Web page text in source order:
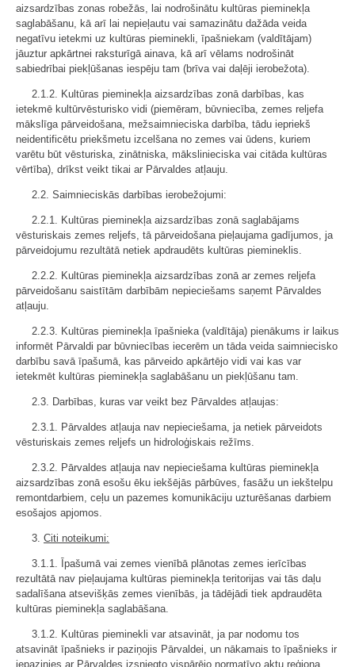
aizsardzības zonas robežās, lai nodrošinātu kultūras pieminekļa
saglabāšanu, kā arī lai nepieļautu vai samazinātu dažāda veida
negatīvu ietekmi uz kultūras pieminekli, īpašniekam (valdītājam)
jāuztur apkārtnei raksturīgā ainava, kā arī vēlams nodrošināt
sabiedrībai piekļūšanas iespēju tam (brīva vai daļēji ierobežota).
2.1.2. Kultūras pieminekļa aizsardzības zonā darbības, kas
ietekmē kultūrvēsturisko vidi (piemēram, būvniecība, zemes reljefa
mākslīga pārveidošana, mežsaimnieciska darbība, tādu iepriekš
neidentificētu priekšmetu izcelšana no zemes vai ūdens, kuriem
varētu būt vēsturiska, zinātniska, mākslinieciska vai citāda kultūras
vērtība), drīkst veikt tikai ar Pārvaldes atļauju.
2.2. Saimnieciskās darbības ierobežojumi:
2.2.1. Kultūras pieminekļa aizsardzības zonā saglabājams
vēsturiskais zemes reljefs, tā pārveidošana pieļaujama gadījumos, ja
pārveidojumu rezultātā netiek apdraudēts kultūras piemineklis.
2.2.2. Kultūras pieminekļa aizsardzības zonā ar zemes reljefa
pārveidošanu saistītām darbībām nepieciešams saņemt Pārvaldes
atļauju.
2.2.3. Kultūras pieminekļa īpašnieka (valdītāja) pienākums ir laikus
informēt Pārvaldi par būvniecības iecerēm un tāda veida saimniecisko
darbību savā īpašumā, kas pārveido apkārtējo vidi vai kas var
ietekmēt kultūras pieminekļa saglabāšanu un piekļūšanu tam.
2.3. Darbības, kuras var veikt bez Pārvaldes atļaujas:
2.3.1. Pārvaldes atļauja nav nepieciešama, ja netiek pārveidots
vēsturiskais zemes reljefs un hidroloģiskais režīms.
2.3.2. Pārvaldes atļauja nav nepieciešama kultūras pieminekļa
aizsardzības zonā esošu ēku iekšējās pārbūves, fasāžu un iekštelpu
remontdarbiem, ceļu un pazemes komunikāciju uzturēšanas darbiem
esošajos apjomos.
3. Citi noteikumi:
3.1.1. Īpašumā vai zemes vienībā plānotas zemes ierīcības
rezultātā nav pieļaujama kultūras pieminekļa teritorijas vai tās daļu
sadalīšana atsevišķās zemes vienībās, ja tādējādi tiek apdraudēta
kultūras pieminekļa saglabāšana.
3.1.2. Kultūras pieminekli var atsavināt, ja par nodomu tos
atsavināt īpašnieks ir paziņojis Pārvaldei, un nākamais to īpašnieks ir
iepazinies ar Pārvaldes izsniegto vispārējo normatīvo aktu reģiona